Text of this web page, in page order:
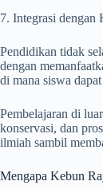
7. Integrasi
Pendidikan tidak
dengan
di mana siswa
Pembelajaran di
konservasi, dan
ilmiah sambil
Mengapa Kebun